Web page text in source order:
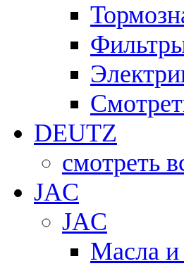
DEUTZ
смотреть
JAC
JAC
Масла и